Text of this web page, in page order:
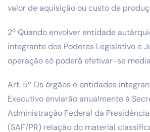
valor de aquisição ou custo de
2º Quando envolver entidade
integrante dos Poderes Legislativo e
operação só poderá efetivar-se
Art. 5º Os órgãos e entidades
Executivo enviarão anualmente à
Administração Federal da
(SAF/PR) relação do material